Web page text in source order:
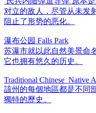
对立的敌人，尽管从未发
阻止了形势的恶化。
瀑布公园 Falls Park
苏瀑市就以此自然美景命
它也拥有悠久的历史。
Traditional Chinese_Native
該州的每個地區都是不同
獨特的歷史。